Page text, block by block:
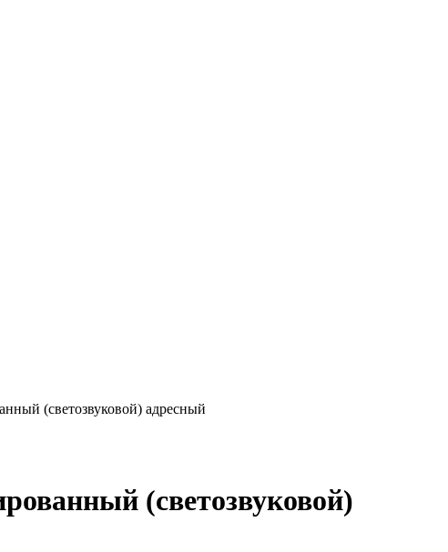
(светозвуковой) адресный
(светозвуковой)